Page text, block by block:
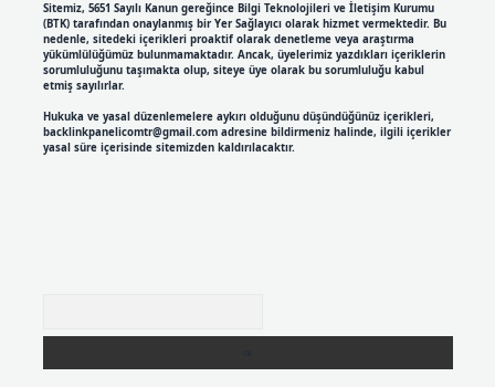
Sitemiz, 5651 Sayılı Kanun gereğince Bilgi Teknolojileri ve İletişim Kurumu
(BTK) tarafından onaylanmış bir Yer Sağlayıcı olarak hizmet vermektedir. Bu
nedenle, sitedeki içerikleri proaktif olarak denetleme veya araştırma
yükümlülüğümüz bulunmamaktadır. Ancak, üyelerimiz yazdıkları içeriklerin
sorumluluğunu taşımakta olup, siteye üye olarak bu sorumluluğu kabul
etmiş sayılırlar.
Hukuka ve yasal düzenlemelere aykırı olduğunu düşündüğünüz içerikleri,
backlinkpanelicomtr@gmail.comadresine bildirmeniz halinde, ilgili içerikler
yasal süre içerisinde sitemizden kaldırılacaktır.